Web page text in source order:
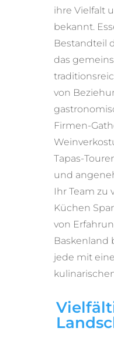
ihre Vielfalt
bekannt.
Bestandteil
das
von
Firmen-
Tapas-
und
Ihr Team zu
Küchen
von
Baskenland
jede mit